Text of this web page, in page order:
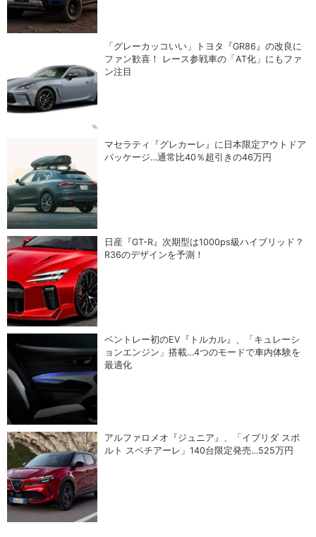
「グレーカッコいい」トヨタ『GR86』の改良に
ファン歓喜！ レース参戦車の「AT化」にもファ
ン注目
マセラティ『グレカーレ』に日本限定アウトドア
パッケージ…通常比40％超引きの46万円
日産『GT-R』次期型は1000ps級ハイブリッド？
R36のデザインを予測！
ベントレー初のEV『トルカル』、「キュレーシ
ョンエンジン」搭載…4つのモードで車内体験を
最適化
アルファロメオ『ジュニア』、「イブリダ スポ
ルト スペチアーレ」140台限定発売…525万円